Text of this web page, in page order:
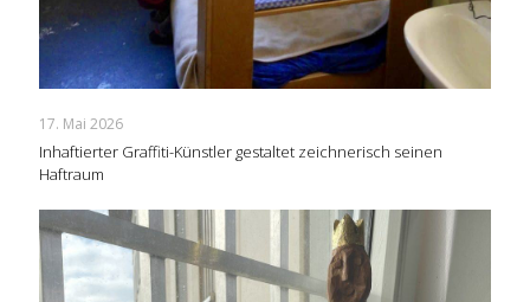
17. Mai 2026
Inhaftierter Graffiti-Künstler gestaltet zeichnerisch seinen
Haftraum